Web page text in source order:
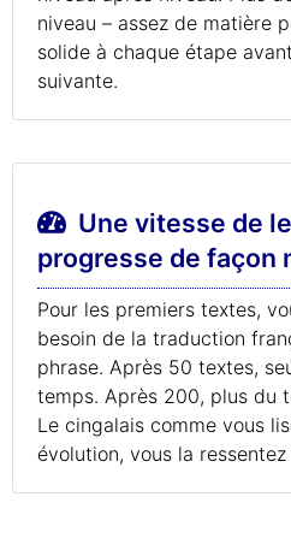
niveau – assez de matière
solide à chaque étape
suivante.
Une vitesse de
progresse de façon
Pour les premiers textes,
besoin de la traduction
phrase. Après 50 textes,
temps. Après 200, plus du
Le cingalais comme vous
évolution, vous la